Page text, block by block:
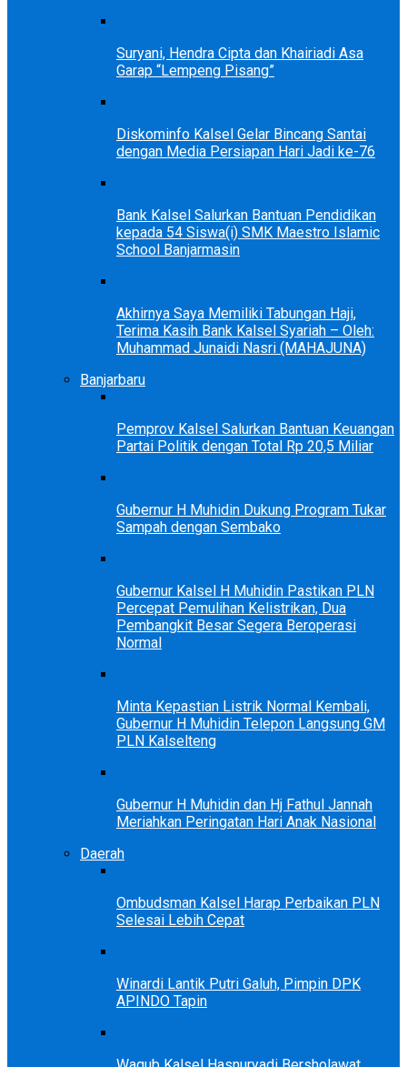
Suryani, Hendra Cipta dan Khairiadi Asa
Garap “Lempeng Pisang”
Diskominfo Kalsel Gelar Bincang Santai
dengan Media Persiapan Hari Jadi ke-76
Bank Kalsel Salurkan Bantuan Pendidikan
kepada 54 Siswa(i) SMK Maestro Islamic
School Banjarmasin
Akhirnya Saya Memiliki Tabungan Haji,
Terima Kasih Bank Kalsel Syariah – Oleh:
Muhammad Junaidi Nasri (MAHAJUNA)
Banjarbaru
Pemprov Kalsel Salurkan Bantuan Keuangan
Partai Politik dengan Total Rp 20,5 Miliar
Gubernur H Muhidin Dukung Program Tukar
Sampah dengan Sembako
Gubernur Kalsel H Muhidin Pastikan PLN
Percepat Pemulihan Kelistrikan, Dua
Pembangkit Besar Segera Beroperasi
Normal
Minta Kepastian Listrik Normal Kembali,
Gubernur H Muhidin Telepon Langsung GM
PLN Kalselteng
Gubernur H Muhidin dan Hj Fathul Jannah
Meriahkan Peringatan Hari Anak Nasional
Daerah
Ombudsman Kalsel Harap Perbaikan PLN
Selesai Lebih Cepat
Winardi Lantik Putri Galuh, Pimpin DPK
APINDO Tapin